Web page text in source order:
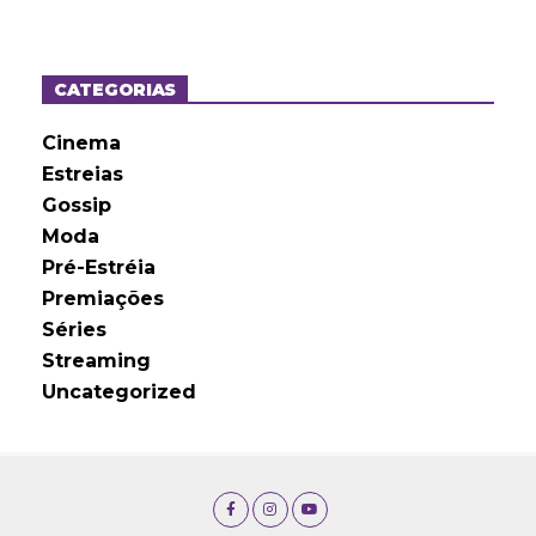
o
sCATEGORIAS
Cinema
Estreias
Gossip
Moda
Pré-Estréia
Premiações
Séries
Streaming
Uncategorized